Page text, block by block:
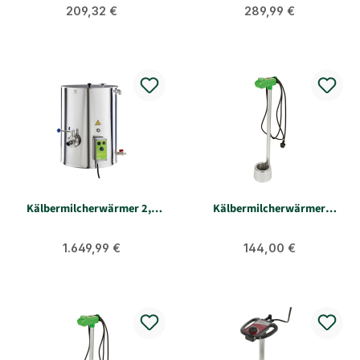
Regulärer Preis:
209,32 € Regulärer Preis:
289,99 €
Kälbermilcherwärmer 2,5
Regulärer Preis:
1.649,99 €
Kälbermilcherwärmer
Regulärer Preis:
144,00 €